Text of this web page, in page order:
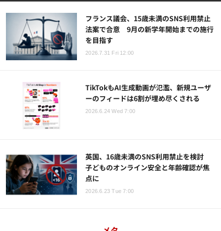
フランス議会、15歳未満のSNS利用禁止
法案で合意 9月の新学年開始までの施行
を目指す
2026.7.31 Fri 12:00
TikTokもAI生成動画が氾濫、新規ユーザ
ーのフィードは6割が埋め尽くされる
2026.6.24 Wed 7:00
英国、16歳未満のSNS利用禁止を検討
子どものオンライン安全と年齢確認が焦
点に
2026.6.23 Tue 7:00